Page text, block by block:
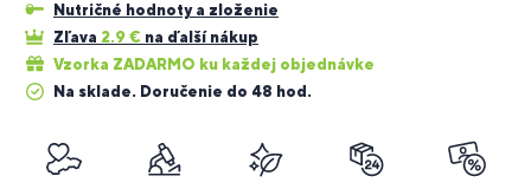
Nutričné hodnoty a zloženie
Zľava 2.9 € na ďalší nákup
Vzorka ZADARMO ku každej objednávke
Na sklade. Doručenie do 48 hod.